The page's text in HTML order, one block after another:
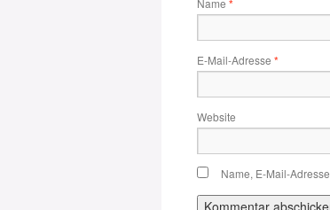
Name *
E-Mail-Adresse *
Website
Name, E-Mail-